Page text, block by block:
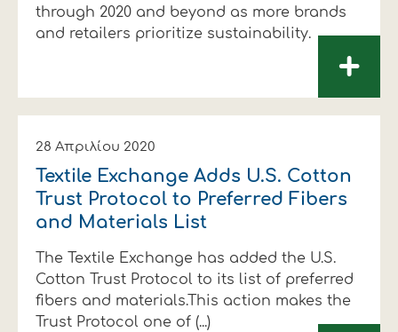
through 2020 and beyond as more brands
and retailers prioritize sustainability.
+
28 Απριλίου 2020
Textile Exchange Adds U.S. Cotton
Trust Protocol to Preferred Fibers
and Materials List
The Textile Exchange has added the U.S.
Cotton Trust Protocol to its list of preferred
fibers and materials.This action makes the
Trust Protocol one of (...)